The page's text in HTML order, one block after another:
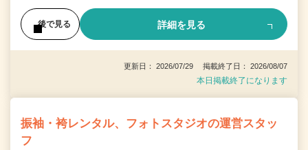
後で見る 詳細を見る
更新日： 2026/07/29 掲載終了日： 2026/08/07
本日掲載終了になります
振袖・袴レンタル、フォトスタジオの運営スタッ
フ